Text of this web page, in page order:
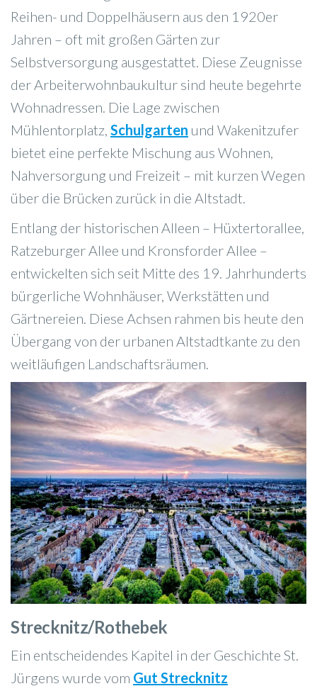
Reihen- und Doppelhäusern aus den 1920er
Jahren – oft mit großen Gärten zur
Selbstversorgung ausgestattet. Diese Zeugnisse
der Arbeiterwohnbaukultur sind heute begehrte
Wohnadressen. Die Lage zwischen
Mühlentorplatz, Schulgarten und Wakenitzufer
bietet eine perfekte Mischung aus Wohnen,
Nahversorgung und Freizeit – mit kurzen Wegen
über die Brücken zurück in die Altstadt.
Entlang der historischen Alleen – Hüxtertorallee,
Ratzeburger Allee und Kronsforder Allee –
entwickelten sich seit Mitte des 19. Jahrhunderts
bürgerliche Wohnhäuser, Werkstätten und
Gärtnereien. Diese Achsen rahmen bis heute den
Übergang von der urbanen Altstadtkante zu den
weitläufigen Landschaftsräumen.
Strecknitz/Rothebek
Ein entscheidendes Kapitel in der Geschichte St.
Jürgens wurde vom Gut Strecknitz